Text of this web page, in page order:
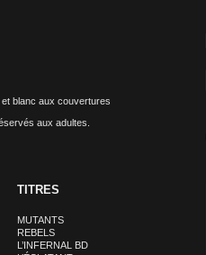
blanc aux couvertures
aux adultes.
TITRES
MUTANTS
REBELS
L’INFERNAL BD